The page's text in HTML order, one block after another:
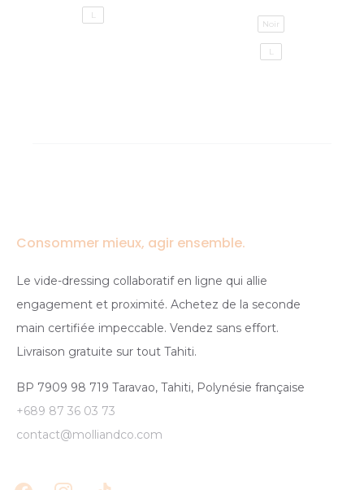
L
Noir
L
Consommer mieux, agir ensemble.
Le vide-dressing collaboratif en ligne qui allie
engagement et proximité. Achetez de la seconde
main certifiée impeccable. Vendez sans effort.
Livraison gratuite sur tout Tahiti.
BP 7909 98 719 Taravao, Tahiti, Polynésie française
+689 87 36 03 73
contact@molliandco.com